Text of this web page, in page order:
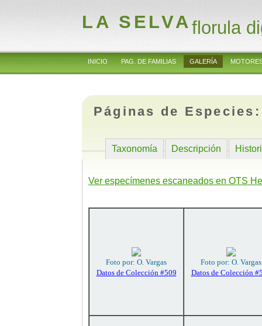
LA SELVAflorula
INICIO PAG. DE FAMILIAS GALERÍA
Páginas de
Taxonomía Descripción
Ver especímenes escaneados en OTS
Foto por: O. Vargas
Datos de Colección #509
Foto por: O. Vargas
Datos de Colección